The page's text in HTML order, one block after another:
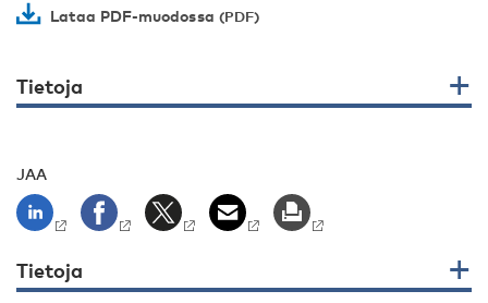
Lataa PDF-muodossa
Tietoja
JAA
Tietoja